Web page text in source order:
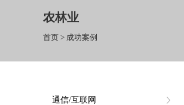
农林业
首页 > 成功案例
通信/互联网